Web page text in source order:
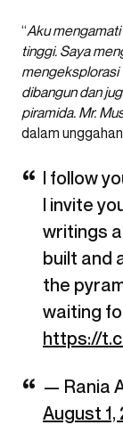
“Aku
tinggi. Saya
mengeksplorasi
dibangun dan
piramida. Mr.
dalam
I follow
I invite
writings
built and
the
waiting
https://
— Rania
August 1,